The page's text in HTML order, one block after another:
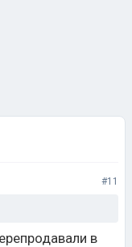
#11
в